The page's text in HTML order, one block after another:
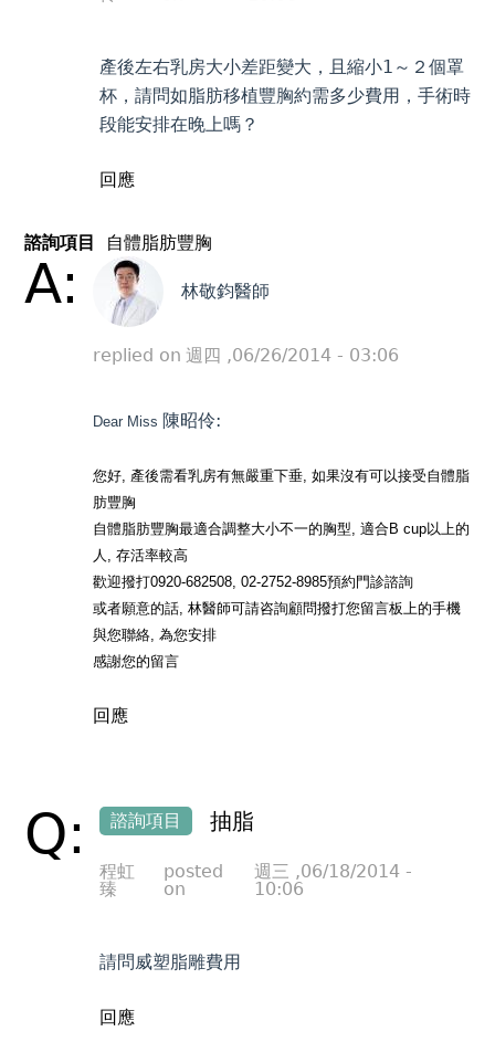
產後左右乳房大小差距變大，且縮小1～２個罩
杯，請問如脂肪移植豐胸約需多少費用，手術時
段能安排在晚上嗎？
回應
諮詢項目 自體脂肪豐胸
A: 林敬鈞醫師
replied on 週四 ,06/26/2014 - 03:06
Dear Miss 陳昭伶:
您好, 產後需看乳房有無嚴重下垂, 如果沒有可以接受自體脂
肪豐胸
自體脂肪豐胸最適合調整大小不一的胸型, 適合B cup以上的
人, 存活率較高
歡迎撥打0920-682508, 02-2752-8985預約門診諮詢
或者願意的話, 林醫師可請咨詢顧問撥打您留言板上的手機
與您聯絡, 為您安排
感謝您的留言
回應
Q: 諮詢項目 抽脂
程虹
臻
posted
on
週三 ,06/18/2014 -
10:06
請問威塑脂雕費用
回應